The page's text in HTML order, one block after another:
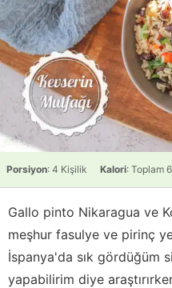
Porsiyon: 4 Kişilik Kalori: Toplam
Gallo pinto Nikaragua ve
meşhur fasulye ve pirinç
İspanya'da sık gördüğüm
yapabilirim diye